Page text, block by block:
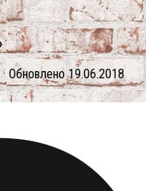
· Обновлено19.06.2018